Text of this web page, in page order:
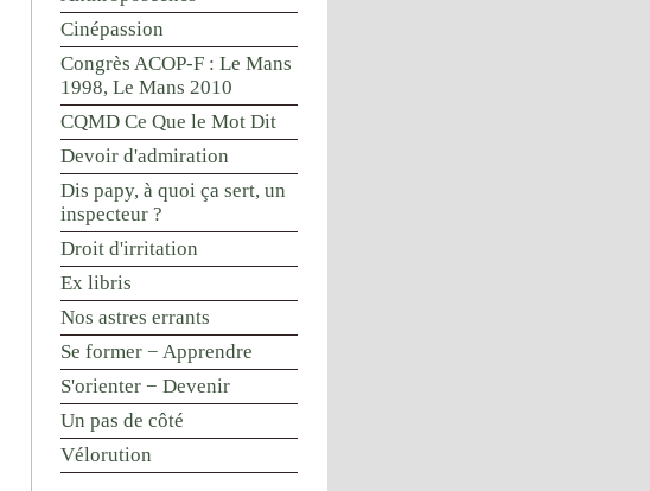
Cinépassion
Congrès ACOP-F : Le Mans
1998, Le Mans 2010
CQMD Ce Que le Mot Dit
Devoir d'admiration
Dis papy, à quoi ça sert, un
inspecteur ?
Droit d'irritation
Ex libris
Nos astres errants
Se former − Apprendre
S'orienter − Devenir
Un pas de côté
Vélorution